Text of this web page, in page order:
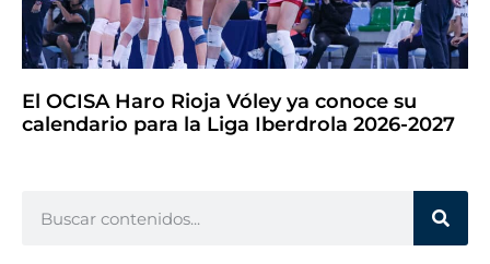
El OCISA Haro Rioja Vóley ya conoce su
calendario para la Liga Iberdrola 2026-2027